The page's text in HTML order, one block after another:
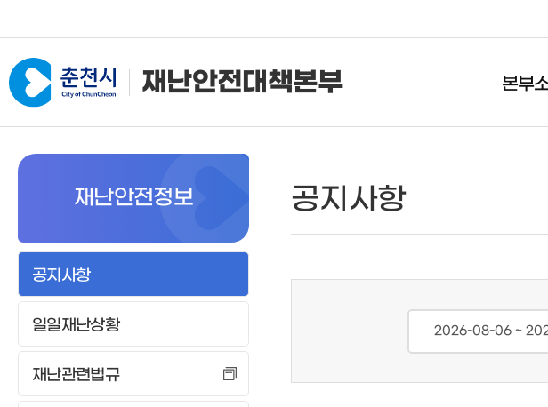
재난안전대책본부 본부
조직 및 임무
임무
주간예보
태풍정보
월간 강우량
재난감시 CCTV
재난안전정보
공지사항
일일재난상황
재난관련법규
공지사항